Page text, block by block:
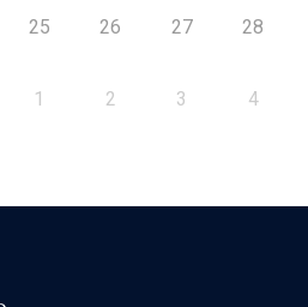
25 26 27 28
1 2 3 4